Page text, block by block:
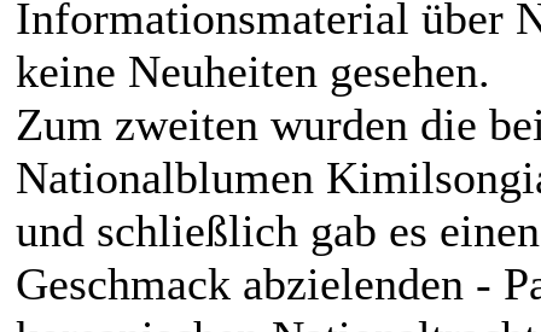
Informationsmaterial über
keine Neuheiten gesehen.
Zum zweiten wurden die
Nationalblumen
und schließlich gab es
Geschmack abzielenden -